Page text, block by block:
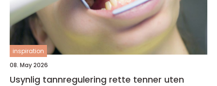
inspiration
08. May 2026
Usynlig tannregulering rette tenner uten